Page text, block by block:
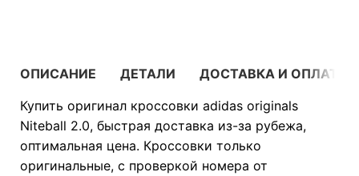
ОПИСАНИЕ ДЕТАЛИ
ДОСТАВКА И ОПЛАТА
Купить оригинал кроссовки adidas originals
Niteball 2.0, быстрая доставка из-за рубежа,
оптимальная цена. Кроссовки только
оригинальные, с проверкой номера от